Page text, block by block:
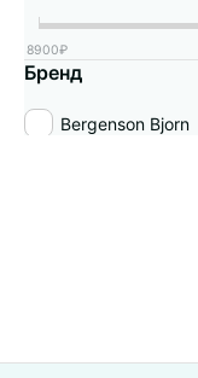
8900₽
Бренд
Bergenson Bjorn